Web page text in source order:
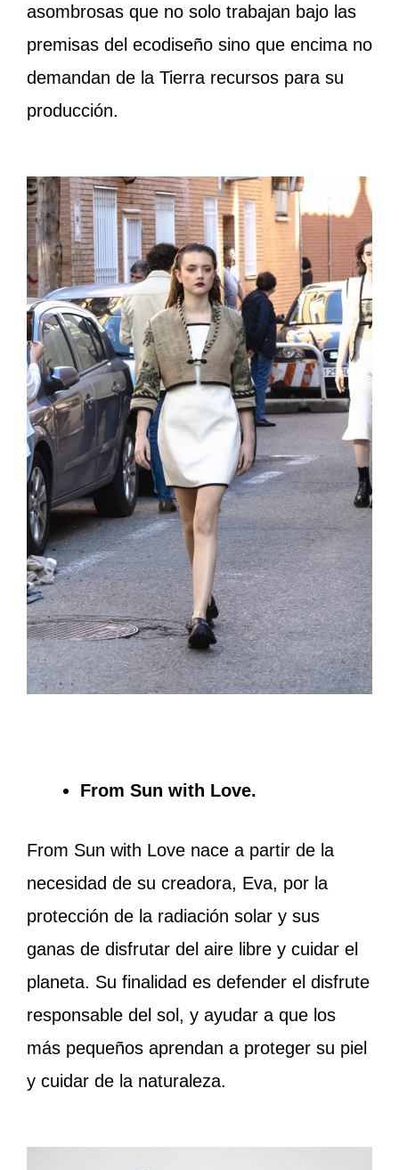
asombrosas que no solo trabajan bajo las
premisas del ecodiseño sino que encima no
demandan de la Tierra recursos para su
producción.
From Sun with Love.
From Sun with Love nace a partir de la
necesidad de su creadora, Eva, por la
protección de la radiación solar y sus
ganas de disfrutar del aire libre y cuidar el
planeta. Su finalidad es defender el disfrute
responsable del sol, y ayudar a que los
más pequeños aprendan a proteger su piel
y cuidar de la naturaleza.